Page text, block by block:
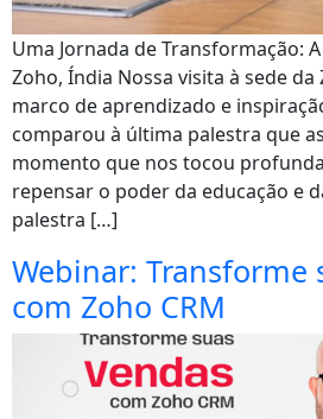
Uma Jornada de Transformação:
Zoho, Índia Nossa visita à sede
marco de aprendizado e
comparou à última palestra que
momento que nos tocou
repensar o poder da educação e
palestra […]
Webinar: Transforme
com Zoho CRM